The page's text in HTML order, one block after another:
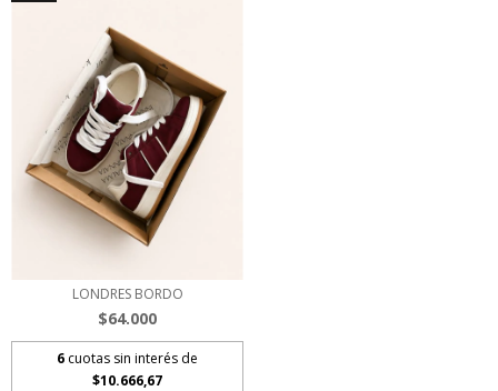
LONDRES BORDO
$64.000
6 cuotas sin interés de
$10.666,67